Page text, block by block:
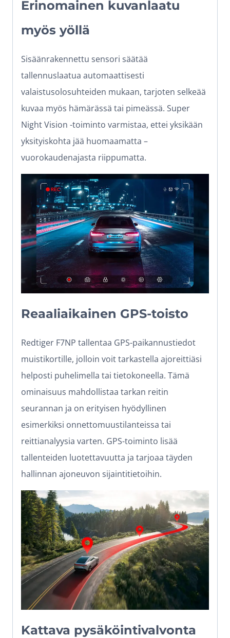
Erinomainen kuvanlaatu
myös yöllä
Sisäänrakennettu sensori säätää
tallennuslaatua automaattisesti
valaistusolosuhteiden mukaan, tarjoten selkeää
kuvaa myös hämärässä tai pimeässä. Super
Night Vision -toiminto varmistaa, ettei yksikään
yksityiskohta jää huomaamatta –
vuorokaudenajasta riippumatta.
Reaaliaikainen GPS-toisto
Redtiger F7NP tallentaa GPS-paikannustiedot
muistikortille, jolloin voit tarkastella ajoreittiäsi
helposti puhelimella tai tietokoneella. Tämä
ominaisuus mahdollistaa tarkan reitin
seurannan ja on erityisen hyödyllinen
esimerkiksi onnettomuustilanteissa tai
reittianalyysia varten. GPS-toiminto lisää
tallenteiden luotettavuutta ja tarjoaa täyden
hallinnan ajoneuvon sijaintitietoihin.
Kattava pysäköintivalvonta